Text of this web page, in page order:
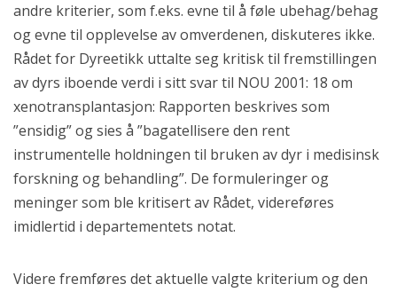
andre kriterier, som f.eks. evne til å føle ubehag/behag
og evne til opplevelse av omverdenen, diskuteres ikke.
Rådet for Dyreetikk uttalte seg kritisk til fremstillingen
av dyrs iboende verdi i sitt svar til NOU 2001: 18 om
xenotransplantasjon: Rapporten beskrives som
”ensidig” og sies å ”bagatellisere den rent
instrumentelle holdningen til bruken av dyr i medisinsk
forskning og behandling”. De formuleringer og
meninger som ble kritisert av Rådet, videreføres
imidlertid i departementets notat.
Videre fremføres det aktuelle valgte kriterium og den